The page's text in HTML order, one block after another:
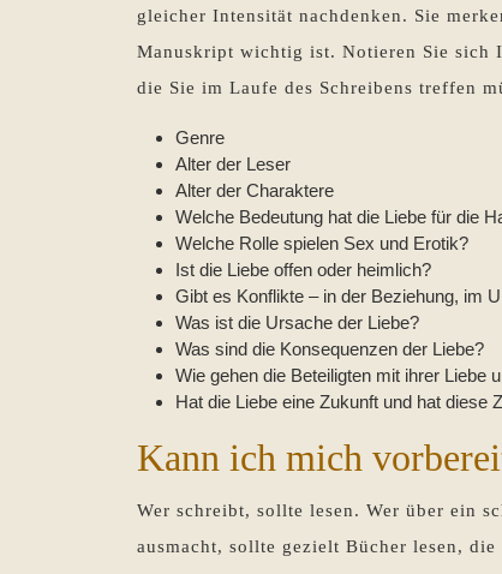
gleicher Intensität nachdenken. Sie
Manuskript wichtig ist. Notieren Sie sich
die Sie im Laufe des Schreibens treffen
Genre
Alter der Leser
Alter der Charaktere
Welche Bedeutung hat die Liebe für die
Welche Rolle spielen Sex und Erotik?
Ist die Liebe offen oder heimlich?
Gibt es Konflikte – in der Beziehung, im
Was ist die Ursache der Liebe?
Was sind die Konsequenzen der Liebe?
Wie gehen die Beteiligten mit ihrer Liebe
Hat die Liebe eine Zukunft und hat diese
Kann ich mich
Wer schreibt, sollte lesen. Wer über ein
ausmacht, sollte gezielt Bücher lesen, die